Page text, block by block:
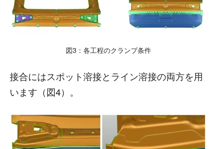
図3：各工程のクランプ条件
接合にはスポット溶接とライン溶接の両方を用
います（図4）。